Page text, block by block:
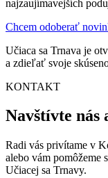
najzaujímavejších
Chcem odoberať
Učiaca sa Trnava je
a zdieľať svoje
KONTAKT
Navštívte nás
Radi vás privítame v
alebo vám pomôžeme
Učiacej sa Trnavy.